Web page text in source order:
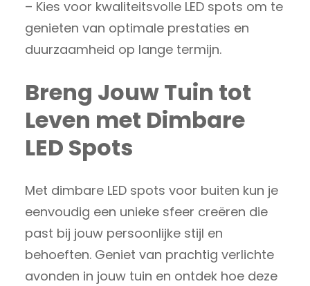
– Kies voor kwaliteitsvolle LED spots om te
genieten van optimale prestaties en
duurzaamheid op lange termijn.
Breng Jouw Tuin tot
Leven met Dimbare
LED Spots
Met dimbare LED spots voor buiten kun je
eenvoudig een unieke sfeer creëren die
past bij jouw persoonlijke stijl en
behoeften. Geniet van prachtig verlichte
avonden in jouw tuin en ontdek hoe deze